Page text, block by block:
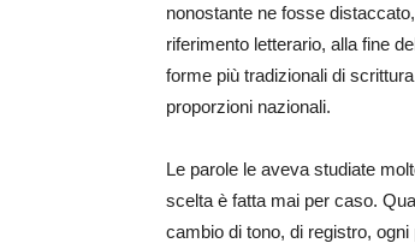
nonostante ne fosse
riferimento letterario, alla fine
forme più tradizionali di
proporzioni nazionali.
Le parole le aveva studiate
scelta è fatta mai per caso.
cambio di tono, di registro,